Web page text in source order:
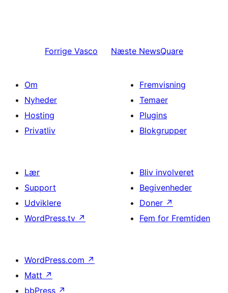
Forrige Vasco Næste NewsQuare
Om
Nyheder
Hosting
Privatliv
Fremvisning
Temaer
Plugins
Blokgrupper
Lær
Support
Udviklere
WordPress.tv ↗
Bliv involveret
Begivenheder
Doner ↗
Fem for Fremtiden
WordPress.com ↗
Matt ↗
bbPress ↗